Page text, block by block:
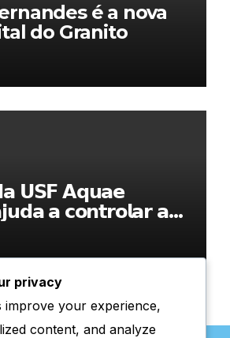
é a nova
do Granito
𝗨𝗦𝗙 𝗔𝗾𝘂𝗮𝗲
𝗮 𝗰𝗼𝗻𝘁𝗿𝗼𝗹𝗮𝗿 𝗮
privacy
improve your experience,
content, and analyze